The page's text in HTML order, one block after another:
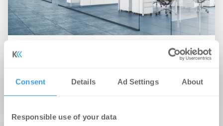
Consent Details Ad Settings About
Responsible use of your data
06.04.2022
Campus in Stuttgart
Büro